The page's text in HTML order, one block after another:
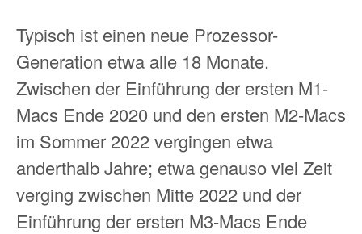
Typisch ist einen neue Prozessor-
Generation etwa alle 18 Monate.
Zwischen der Einführung der ersten M1-
Macs Ende 2020 und den ersten M2-Macs
im Sommer 2022 vergingen etwa
anderthalb Jahre; etwa genauso viel Zeit
verging zwischen Mitte 2022 und der
Einführung der ersten M3-Macs Ende